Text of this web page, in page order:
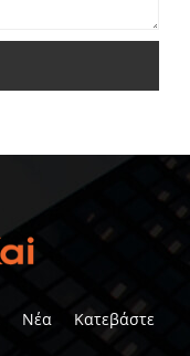
Νέα Κατεβάστε